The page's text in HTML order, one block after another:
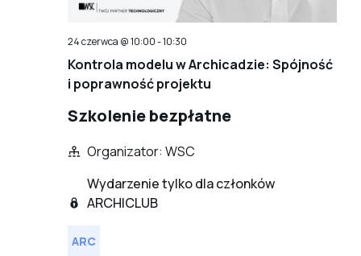
24 czerwca @ 10:00-10:30
Kontrola modelu w Archicadzie: Spójność
i poprawność projektu
Szkolenie bezpłatne
Organizator: WSC
Wydarzenie tylko dla członków
ARCHICLUB
ARC